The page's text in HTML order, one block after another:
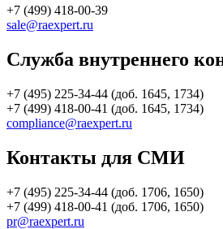
+7 (499) 418-00-39
sale@raexpert.ru
Служба внутреннего
+7 (495) 225-34-44 (доб. 1645, 1734)
+7 (499) 418-00-41 (доб. 1645, 1734)
compliance@raexpert.ru
Контакты для СМИ
+7 (495) 225-34-44 (доб. 1706, 1650)
+7 (499) 418-00-41 (доб. 1706, 1650)
pr@raexpert.ru